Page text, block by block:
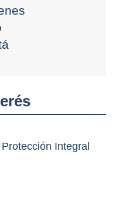
Integral